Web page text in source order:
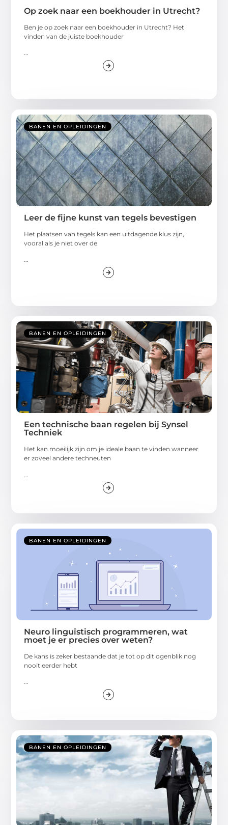
Op zoek naar een boekhouder in Utrecht?
Ben je op zoek naar een boekhouder in Utrecht? Het
vinden van de juiste boekhouder
BANEN EN OPLEIDINGEN
Leer de fijne kunst van tegels bevestigen
Het plaatsen van tegels kan een uitdagende klus zijn,
vooral als je niet over de
...
BANEN EN OPLEIDINGEN
Een technische baan regelen bij Synsel
Techniek
Het kan moeilijk zijn om je ideale baan te vinden wanneer
er zoveel andere techneuten
BANEN EN OPLEIDINGEN
Neuro linguïstisch programmeren, wat
moet je er precies over weten?
De kans is zeker bestaande dat je tot op dit ogenblik nog
nooit eerder hebt
...
BANEN EN OPLEIDINGEN